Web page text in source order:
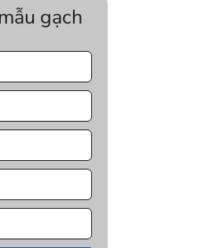
gạch